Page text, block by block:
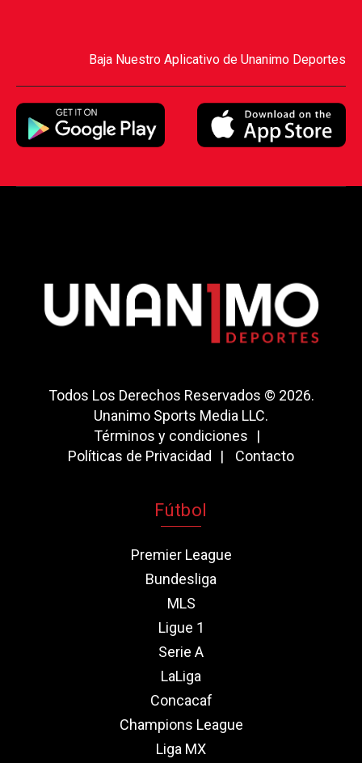
Baja Nuestro Aplicativo de Unanimo Deportes
Todos Los Derechos Reservados © 2026.
Unanimo Sports Media LLC.
Términos y condiciones
Políticas de Privacidad
Contacto
Fútbol
Premier League
Bundesliga
MLS
Ligue 1
Serie A
LaLiga
Concacaf
Champions League
Liga MX